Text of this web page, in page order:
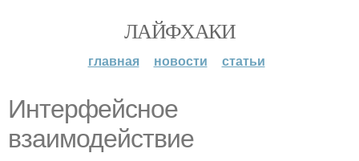
ЛАЙФХАКИ
главная новости статьи
Интерфейсное
взаимодействие